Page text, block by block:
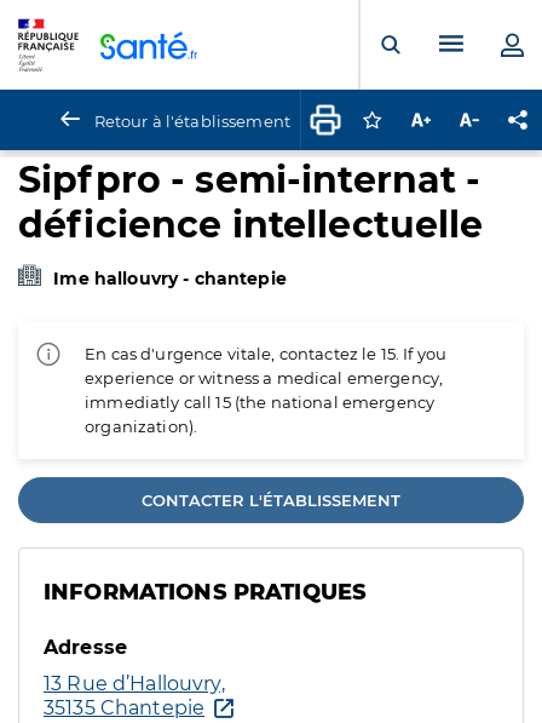
Ouvrir laMenu
Retour à l'établissement Connectez-vous
Augmenter la
Sipfpro - semi-internat -
déficience intellectuelle
Ime hallouvry - chantepie
En cas d'urgence vitale, contactez le 15. If you
experience or witness a medical emergency,
immediatly call 15 (the national emergency
organization).
CONTACTER L'ÉTABLISSEMENT
INFORMATIONS PRATIQUES
Adresse
13 Rue d’Hallouvry,
35135 Chantepie